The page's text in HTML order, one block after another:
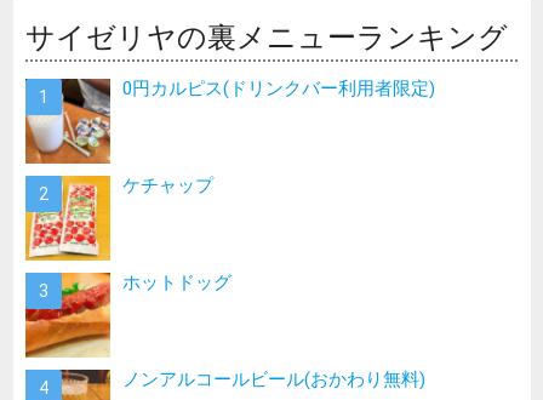
サイゼリヤの裏メニューランキング
0円カルピス(ドリンクバー利用者限定)
ケチャップ
ホットドッグ
ノンアルコールビール(おかわり無料)